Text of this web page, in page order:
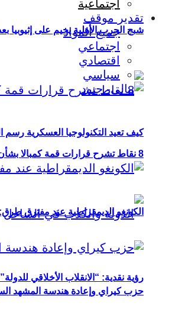
شبح الحرب الأهلية يخيم على إثيوبيا
8 نقاط تشرح قرارات قمة كمبالا بشأن “بعثة أوصوم” في الصومال؟
رؤية نقدية: “الانقلاب الأخلاقي
اجتماعية
تقدير موقف
جميع المواد
اجتماعي
اقتصادي
سياسي
كيف تعيد التكنولوجيا العسكرية رسم
الكونغو الديمقراطية عند مفترق طرق:
حزب كيراي وإعادة هندسة المشهد